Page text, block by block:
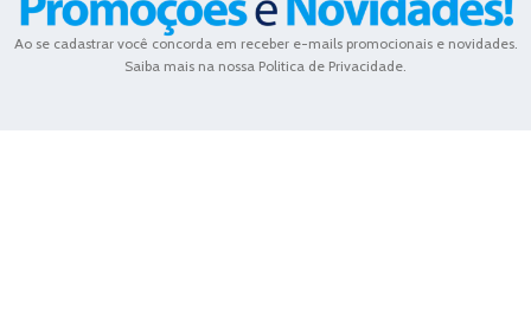
Ao se cadastrar você concorda em receber e-mails promocionais e novidades.
Saiba mais na nossa Politica de Privacidade.